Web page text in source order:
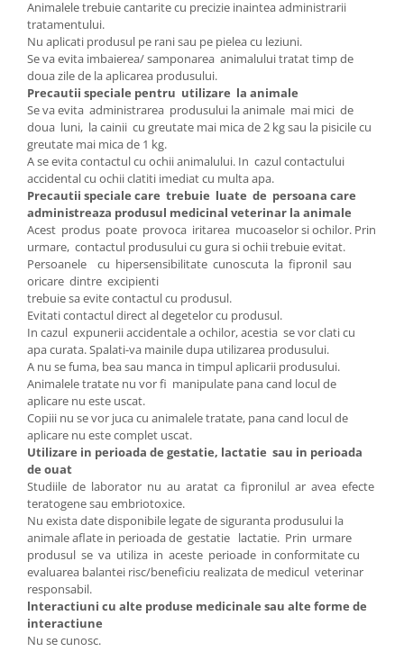
Animalele trebuie cantarite cu precizie inaintea administrarii
tratamentului.
Nu aplicati produsul pe rani sau pe pielea cu leziuni.
Se va evita imbaierea/ samponarea animalului tratat timp de
doua zile de la aplicarea produsului.
Precautii speciale pentru utilizare la animale
Se va evita administrarea produsului la animale mai mici de
doua luni, la cainii cu greutate mai mica de 2 kg sau la pisicile cu
greutate mai mica de 1 kg.
A se evita contactul cu ochii animalului. In cazul contactului
accidental cu ochii clatiti imediat cu multa apa.
Precautii speciale care trebuie luate de persoana care
administreaza produsul medicinal veterinar la animale
Acest produs poate provoca iritarea mucoaselor si ochilor. Prin
urmare, contactul produsului cu gura si ochii trebuie evitat.
Persoanele cu hipersensibilitate cunoscuta la fipronil sau
oricare dintre excipienti
trebuie sa evite contactul cu produsul.
Evitati contactul direct al degetelor cu produsul.
In cazul expunerii accidentale a ochilor, acestia se vor clati cu
apa curata. Spalati-va mainile dupa utilizarea produsului.
A nu se fuma, bea sau manca in timpul aplicarii produsului.
Animalele tratate nu vor fi manipulate pana cand locul de
aplicare nu este uscat.
Copiii nu se vor juca cu animalele tratate, pana cand locul de
aplicare nu este complet uscat.
Utilizare in perioada de gestatie, lactatie sau in perioada
de ouat
Studiile de laborator nu au aratat ca fipronilul ar avea efecte
teratogene sau embriotoxice.
Nu exista date disponibile legate de siguranta produsului la
animale aflate in perioada de gestatie lactatie. Prin urmare
produsul se va utiliza in aceste perioade in conformitate cu
evaluarea balantei risc/beneficiu realizata de medicul veterinar
responsabil.
lnteractiuni cu alte produse medicinale sau alte forme de
interactiune
Nu se cunosc.